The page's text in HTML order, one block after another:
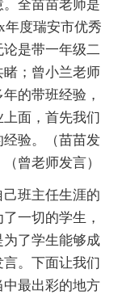
全苗苗老师是
年度瑞安市优秀
是带一年级二
；曾小兰老师
的带班经验，
面，首先我们
验。（苗苗发
曾老师发言）
班主任生涯的
一切的学生，
了学生能够成
。下面让我们
最出彩的地方